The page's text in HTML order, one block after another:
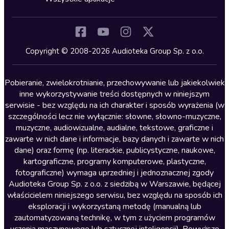
Kryminały
Lektury szkolne
Literatura anglojęzyczna
Literatura faktu
Literatura obyczajowa
Literatura piękna obca
Literatura piękna polska
Nagrania relaksacyjne
Nauka języków
Nauki humanistyczne
Podcasty i audycje
Copyright © 2008-2026 Audioteka Group Sp. z o.o.
Pobieranie, zwielokrotnianie, przechowywanie lub jakiekolwiek
inne wykorzystywanie treści dostępnych w niniejszym
serwisie - bez względu na ich charakter i sposób wyrażenia (w
szczególności lecz nie wyłącznie: słowne, słowno-muzyczne,
muzyczne, audiowizualne, audialne, tekstowe, graficzne i
zawarte w nich dane i informacje, bazy danych i zawarte w nich
dane) oraz formę (np. literackie, publicystyczne, naukowe,
kartograficzne, programy komputerowe, plastyczne,
fotograficzne) wymaga uprzedniej i jednoznacznej zgody
Audioteka Group Sp. z o.o. z siedzibą w Warszawie, będącej
właścicielem niniejszego serwisu, bez względu na sposób ich
eksploracji i wykorzystaną metodę (manualną lub
zautomatyzowaną technikę, w tym z użyciem programów